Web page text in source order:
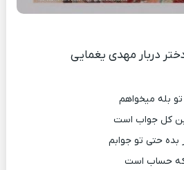
دربار مهدی یغمایی
تو بله میخواهم
کل جواب است
بده حتی تو جوابم
حساب است